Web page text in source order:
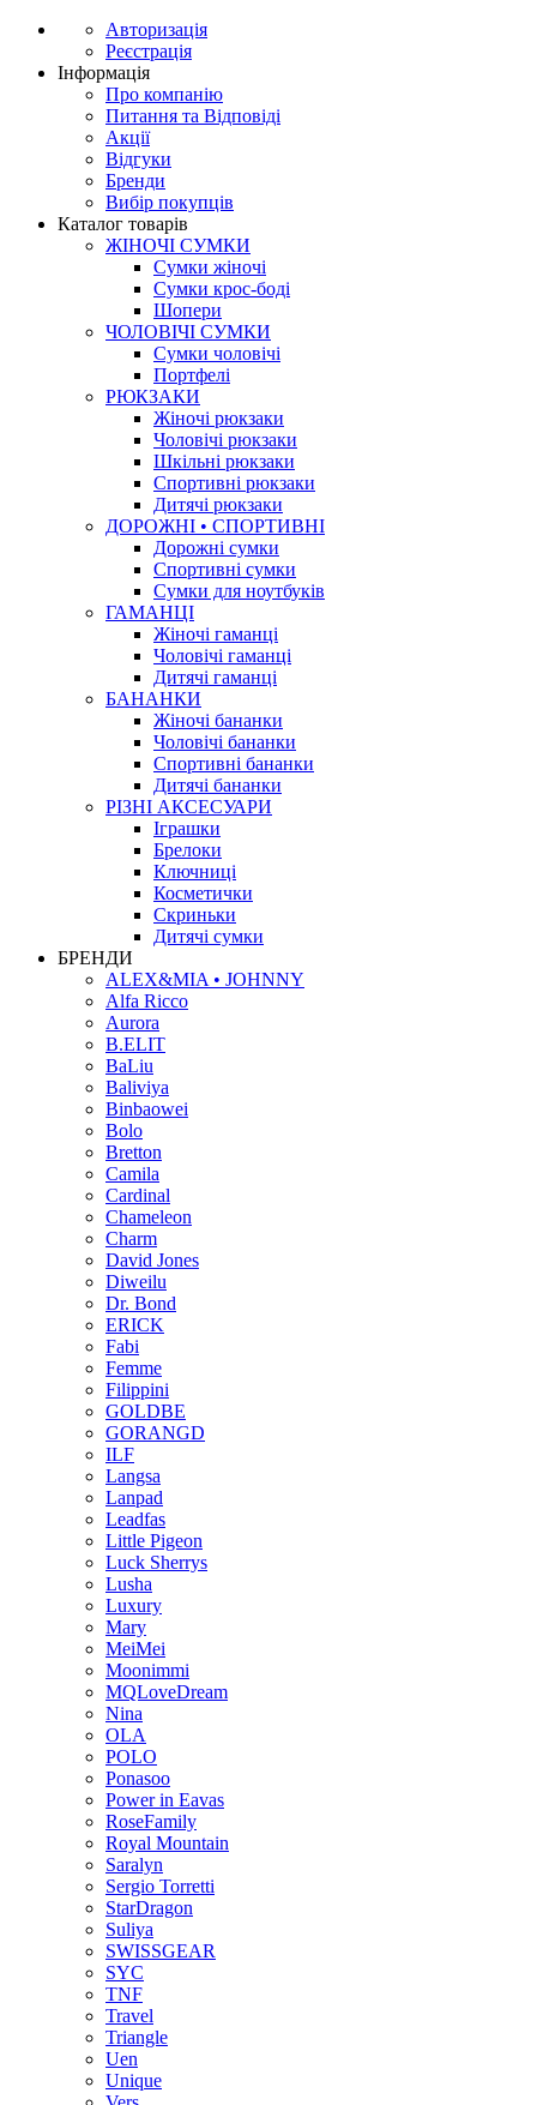
Авторизація
Реєстрація
Інформація
Про компанію
Питання та Відповіді
Акції
Відгуки
Бренди
Вибір покупців
Каталог товарів
ЖІНОЧІ СУМКИ
Сумки жіночі
Сумки крос-боді
Шопери
ЧОЛОВІЧІ СУМКИ
Сумки чоловічі
Портфелі
РЮКЗАКИ
Жіночі рюкзаки
Чоловічі рюкзаки
Шкільні рюкзаки
Спортивні рюкзаки
Дитячі рюкзаки
ДОРОЖНІ • СПОРТИВНІ
Дорожні сумки
Спортивні сумки
Сумки для ноутбуків
ГАМАНЦІ
Жіночі гаманці
Чоловічі гаманці
Дитячі гаманці
БАНАНКИ
Жіночі бананки
Чоловічі бананки
Спортивні бананки
Дитячі бананки
РІЗНІ АКСЕСУАРИ
Іграшки
Брелоки
Ключниці
Косметички
Скриньки
Дитячі сумки
БРЕНДИ
ALEX&MIA • JOHNNY
Alfa Ricco
Aurora
B.ELIT
BaLiu
Baliviya
Binbaowei
Bolo
Bretton
Camila
Cardinal
Chameleon
Charm
David Jones
Diweilu
Dr. Bond
ERICK
Fabi
Femme
Filippini
GOLDBE
GORANGD
ILF
Langsa
Lanpad
Leadfas
Little Pigeon
Luck Sherrys
Lusha
Luxury
Mary
MeiMei
Moonimmi
MQLoveDream
Nina
OLA
POLO
Ponasoo
Power in Eavas
RoseFamily
Royal Mountain
Saralyn
Sergio Torretti
StarDragon
Suliya
SWISSGEAR
SYC
TNF
Travel
Triangle
Uen
Unique